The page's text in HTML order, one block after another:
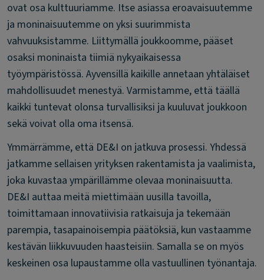
ovat osa kulttuuriamme. Itse asiassa eroavaisuutemme
ja moninaisuutemme on yksi suurimmista
vahvuuksistamme. Liittymällä joukkoomme, pääset
osaksi moninaista tiimiä nykyaikaisessa
työympäristössä. Ayvensillä kaikille annetaan yhtäläiset
mahdollisuudet menestyä. Varmistamme, että täällä
kaikki tuntevat olonsa turvallisiksi ja kuuluvat joukkoon
sekä voivat olla oma itsensä.
Ymmärrämme, että DE&I on jatkuva prosessi. Yhdessä
jatkamme sellaisen yrityksen rakentamista ja vaalimista,
joka kuvastaa ympärillämme olevaa moninaisuutta.
DE&I auttaa meitä miettimään uusilla tavoilla,
toimittamaan innovatiivisia ratkaisuja ja tekemään
parempia, tasapainoisempia päätöksiä, kun vastaamme
kestävän liikkuvuuden haasteisiin. Samalla se on myös
keskeinen osa lupaustamme olla vastuullinen työnantaja.